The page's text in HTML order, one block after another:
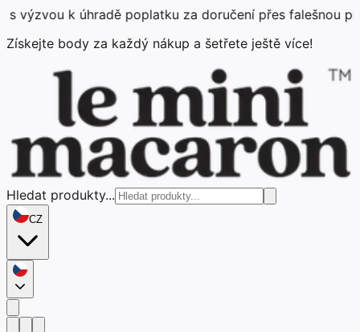
k úhradě poplatku za doručení přes falešnou platební
Získejte body za každý nákup a šetřete ještě více!
Hledat produkty...
CZ